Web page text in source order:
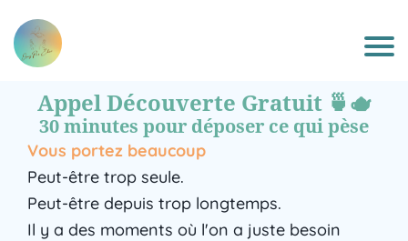
Appel Découverte Gratuit 🍵🫖
30 minutes pour déposer ce qui pèse
Vous portez beaucoup
Peut-être trop seule.
Peut-être depuis trop longtemps.
Il y a des moments où l'on a juste besoin